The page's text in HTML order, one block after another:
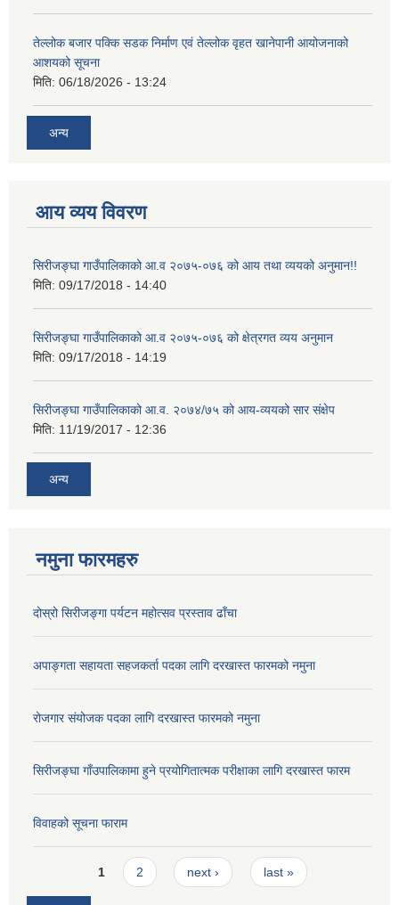
तेल्लोक बजार पक्कि सडक निर्माण एवं तेल्लोक वृहत खानेपानी आयोजनाको
आशयको सूचना
मिति: 06/18/2026 - 13:24
अन्य
आय व्यय विवरण
सिरीजङ्घा गाउँपालिकाको आ.व २०७५-०७६ को आय तथा व्ययको अनुमान!!
मिति: 09/17/2018 - 14:40
सिरीजङ्घा गाउँपालिकाको आ.व २०७५-०७६ को क्षेत्रगत व्यय अनुमान
मिति: 09/17/2018 - 14:19
सिरीजङ्घा गाउँपालिकाको आ.व. २०७४/७५ को आय-व्ययको सार संक्षेप
मिति: 11/19/2017 - 12:36
अन्य
नमुना फारमहरु
दोस्रो सिरीजङ्गा पर्यटन महोत्सव प्रस्ताव ढाँचा
अपाङ्गता सहायता सहजकर्ता पदका लागि दरखास्त फारमको नमुना
रोजगार संयोजक पदका लागि दरखास्त फारमको नमुना
सिरीजङ्घा गाँउपालिकामा हुने प्रयोगितात्मक परीक्षाका लागि दरखास्त फारम
विवाहको सूचना फाराम
Pages1 2 next › last »